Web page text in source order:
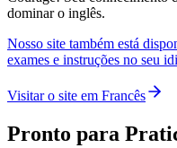
dominar o inglês.
Nosso site também está
exames e instruções no seu
Visitar o site em Francês
Pronto para